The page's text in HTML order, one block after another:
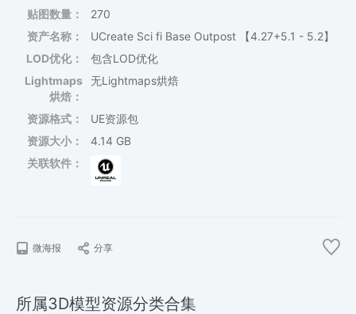
贴图数量：
270
资产名称：
UCreate Sci fi Base Outpost 【4.27+5.1 - 5.2】
LOD优化：
包含LOD优化
Lightmaps
烘焙：
无Lightmaps烘焙
资源格式：
UE资源包
资源大小：
4.14 GB
关联软件：
微海报 分享
所属3D模型资源分类合集